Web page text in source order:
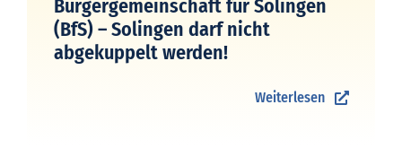
Bürgergemeinschaft für Solingen
(BfS) – Solingen darf nicht
abgekuppelt werden!
Weiterlesen